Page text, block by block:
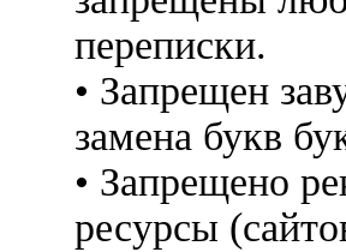
переписки.
• Запрещен
замена букв
• Запрещено
ресурсы